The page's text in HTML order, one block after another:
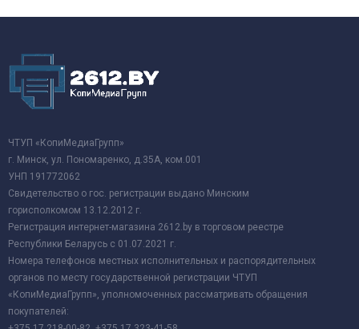
ЧТУП «КопиМедиаГрупп»
г. Минск, ул. Пономаренко, д.35А, ком.001
УНП 191772062
Свидетельство о гос. регистрации выдано Минским
горисполкомом 13.12.2012 г.
Регистрация интернет-магазина 2612.by в торговом реестре
Республики Беларусь с 01.07.2021 г.
Номера телефонов местных исполнительных и распорядительных
органов по месту государственной регистрации ЧТУП
«КопиМедиаГрупп», уполномоченных рассматривать обращения
покупателей: